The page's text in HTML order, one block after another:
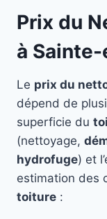
Prix du
à
Le prix du
dépend de
superficie du
(nettoyage,
hydrofuge) et
estimation des
toiture :